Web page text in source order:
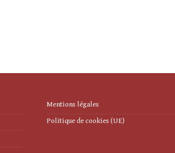
Mentions légales
Politique de cookies (UE)